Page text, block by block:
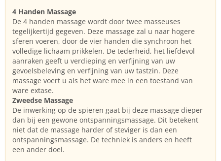
4 Handen Massage
De 4 handen massage wordt door twee masseuses
tegelijkertijd gegeven. Deze massage zal u naar hogere
sferen voeren, door de vier handen die synchroon het
volledige lichaam prikkelen. De tederheid, het liefdevol
aanraken geeft u verdieping en verfijning van uw
gevoelsbeleving en verfijning van uw tastzin. Deze
massage voert u als het ware mee in een toestand van
ware extase.
Zweedse Massage
De inwerking op de spieren gaat bij deze massage dieper
dan bij een gewone ontspanningsmassage. Dit betekent
niet dat de massage harder of steviger is dan een
ontspanningsmassage. De techniek is anders en heeft
een ander doel.